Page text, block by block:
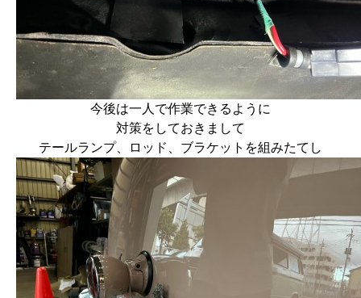
今後は一人で作業できるように
対策をしておきまして
テールランプ、ロッド、ブラケットを組みたてし